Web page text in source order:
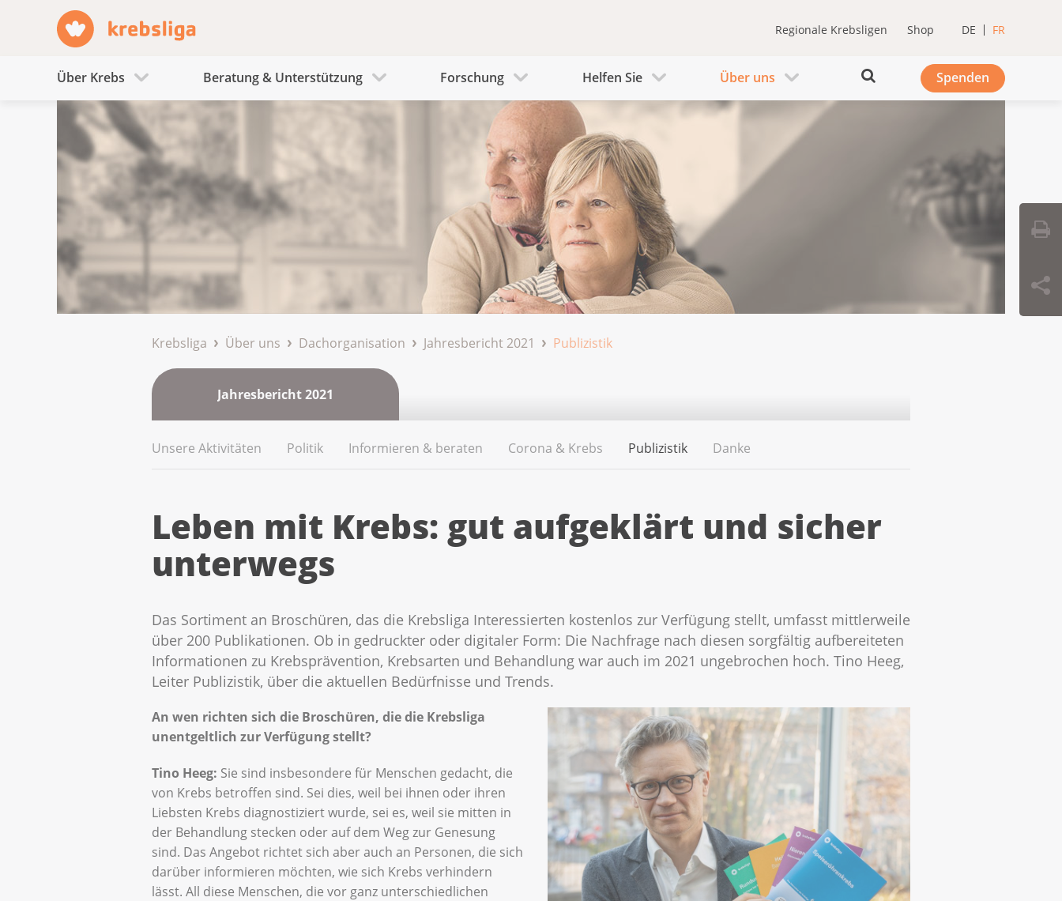
Regionale Krebsligen Shop DE FR
Über Krebs Beratung & Unterstützung Forschung Helfen Sie Über uns Spenden
Krebsliga Über uns Dachorganisation Jahresbericht 2021 Publizistik
Jahresbericht 2021
Unsere Aktivitäten Politik Informieren & beraten Corona & Krebs Publizistik Danke
Leben mit Krebs: gut aufgeklärt und sicher
unterwegs
Das Sortiment an Broschüren, das die Krebsliga Interessierten kostenlos zur Verfügung stellt, umfasst mittlerweile
über 200 Publikationen. Ob in gedruckter oder digitaler Form: Die Nachfrage nach diesen sorgfältig aufbereiteten
Informationen zu Krebsprävention, Krebsarten und Behandlung war auch im 2021 ungebrochen hoch. Tino Heeg,
Leiter Publizistik, über die aktuellen Bedürfnisse und Trends.
An wen richten sich die Broschüren, die die Krebsliga
unentgeltlich zur Verfügung stellt?
Tino Heeg: Sie sind insbesondere für Menschen gedacht, die
von Krebs betroffen sind. Sei dies, weil bei ihnen oder ihren
Liebsten Krebs diagnostiziert wurde, sei es, weil sie mitten in
der Behandlung stecken oder auf dem Weg zur Genesung
sind. Das Angebot richtet sich aber auch an Personen, die sich
darüber informieren möchten, wie sich Krebs verhindern
lässt. All diese Menschen, die vor ganz unterschiedlichen